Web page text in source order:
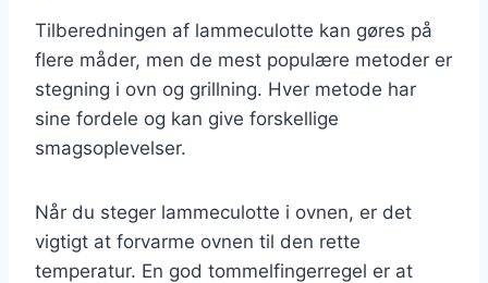
Tilberedningen af lammeculotte kan gøres på
flere måder, men de mest populære metoder er
stegning i ovn og grillning. Hver metode har
sine fordele og kan give forskellige
smagsoplevelser.
Når du steger lammeculotte i ovnen, er det
vigtigt at forvarme ovnen til den rette
temperatur. En god tommelfingerregel er at